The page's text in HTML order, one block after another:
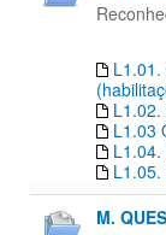
L1.03
M.